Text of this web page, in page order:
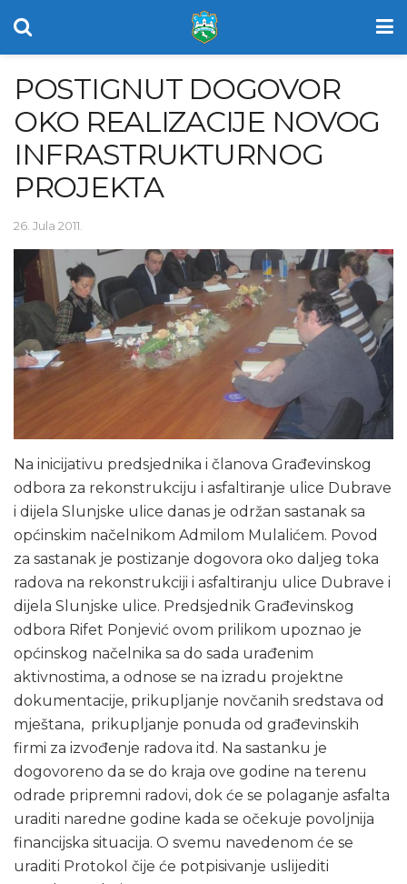
POSTIGNUT DOGOVOR
OKO REALIZACIJE NOVOG
INFRASTRUKTURNOG
PROJEKTA
26. Jula 2011.
Na inicijativu predsjednika i članova Građevinskog
odbora za rekonstrukciju i asfaltiranje ulice Dubrave
i dijela Slunjske ulice danas je održan sastanak sa
općinskim načelnikom Admilom Mulalićem. Povod
za sastanak je postizanje dogovora oko daljeg toka
radova na rekonstrukciji i asfaltiranju ulice Dubrave i
dijela Slunjske ulice. Predsjednik Građevinskog
odbora Rifet Ponjević ovom prilikom upoznao je
općinskog načelnika sa do sada urađenim
aktivnostima, a odnose se na izradu projektne
dokumentacije, prikupljanje novčanih sredstava od
mještana, prikupljanje ponuda od građevinskih
firmi za izvođenje radova itd. Na sastanku je
dogovoreno da se do kraja ove godine na terenu
odrade pripremni radovi, dok će se polaganje asfalta
uraditi naredne godine kada se očekuje povoljnija
financijska situacija. O svemu navedenom će se
uraditi Protokol čije će potpisivanje uslijediti